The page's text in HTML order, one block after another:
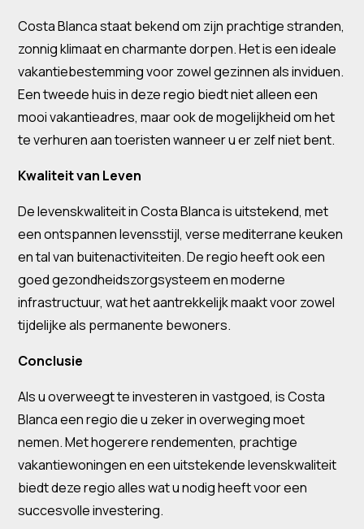
Costa Blanca staat bekend om zijn prachtige stranden,
zonnig klimaat en charmante dorpen. Het is een ideale
vakantiebestemming voor zowel gezinnen als inviduen.
Een tweede huis in deze regio biedt niet alleen een
mooi vakantieadres, maar ook de mogelijkheid om het
te verhuren aan toeristen wanneer u er zelf niet bent.
Kwaliteit van Leven
De levenskwaliteit in Costa Blanca is uitstekend, met
een ontspannen levensstijl, verse mediterrane keuken
en tal van buitenactiviteiten. De regio heeft ook een
goed gezondheidszorgsysteem en moderne
infrastructuur, wat het aantrekkelijk maakt voor zowel
tijdelijke als permanente bewoners.
Conclusie
Als u overweegt te investeren in vastgoed, is Costa
Blanca een regio die u zeker in overweging moet
nemen. Met hogerere rendementen, prachtige
vakantiewoningen en een uitstekende levenskwaliteit
biedt deze regio alles wat u nodig heeft voor een
succesvolle investering.